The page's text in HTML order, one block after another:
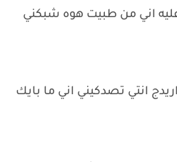
اني من طبيت هوه شبكني
انتي تصدكيني اني ما بايك